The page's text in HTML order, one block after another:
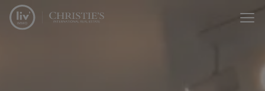
Passer le menu et aller au contenu